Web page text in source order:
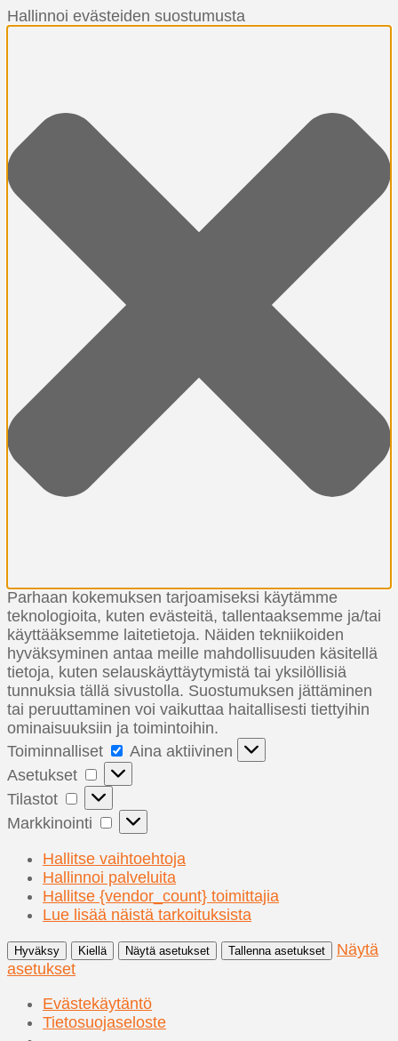
Hallinnoi evästeiden suostumusta
Parhaan kokemuksen tarjoamiseksi käytämme
teknologioita, kuten evästeitä, tallentaaksemme ja/tai
käyttääksemme laitetietoja. Näiden tekniikoiden
hyväksyminen antaa meille mahdollisuuden käsitellä
tietoja, kuten selauskäyttäytymistä tai yksilöllisiä
tunnuksia tällä sivustolla. Suostumuksen jättäminen
tai peruuttaminen voi vaikuttaa haitallisesti tiettyihin
ominaisuuksiin ja toimintoihin.
Toiminnalliset
Toiminnalliset
Aina aktiivinen
Asetukset
Asetukset
Tilastot
Tilastot
Markkinointi
Markkinointi
Hallitse vaihtoehtoja
Hallinnoi palveluita
Hallitse {vendor_count} toimittajia
Lue lisää näistä tarkoituksista
Hyväksy Kiellä Näytä asetukset Tallenna asetukset
Näytä
asetukset
Evästekäytäntö
Tietosuojaseloste